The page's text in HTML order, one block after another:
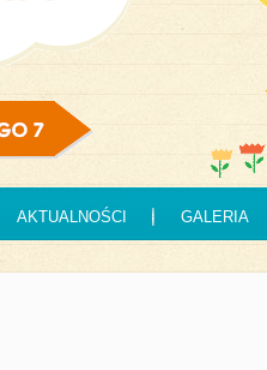
AKTUALNOŚCI GALERIA